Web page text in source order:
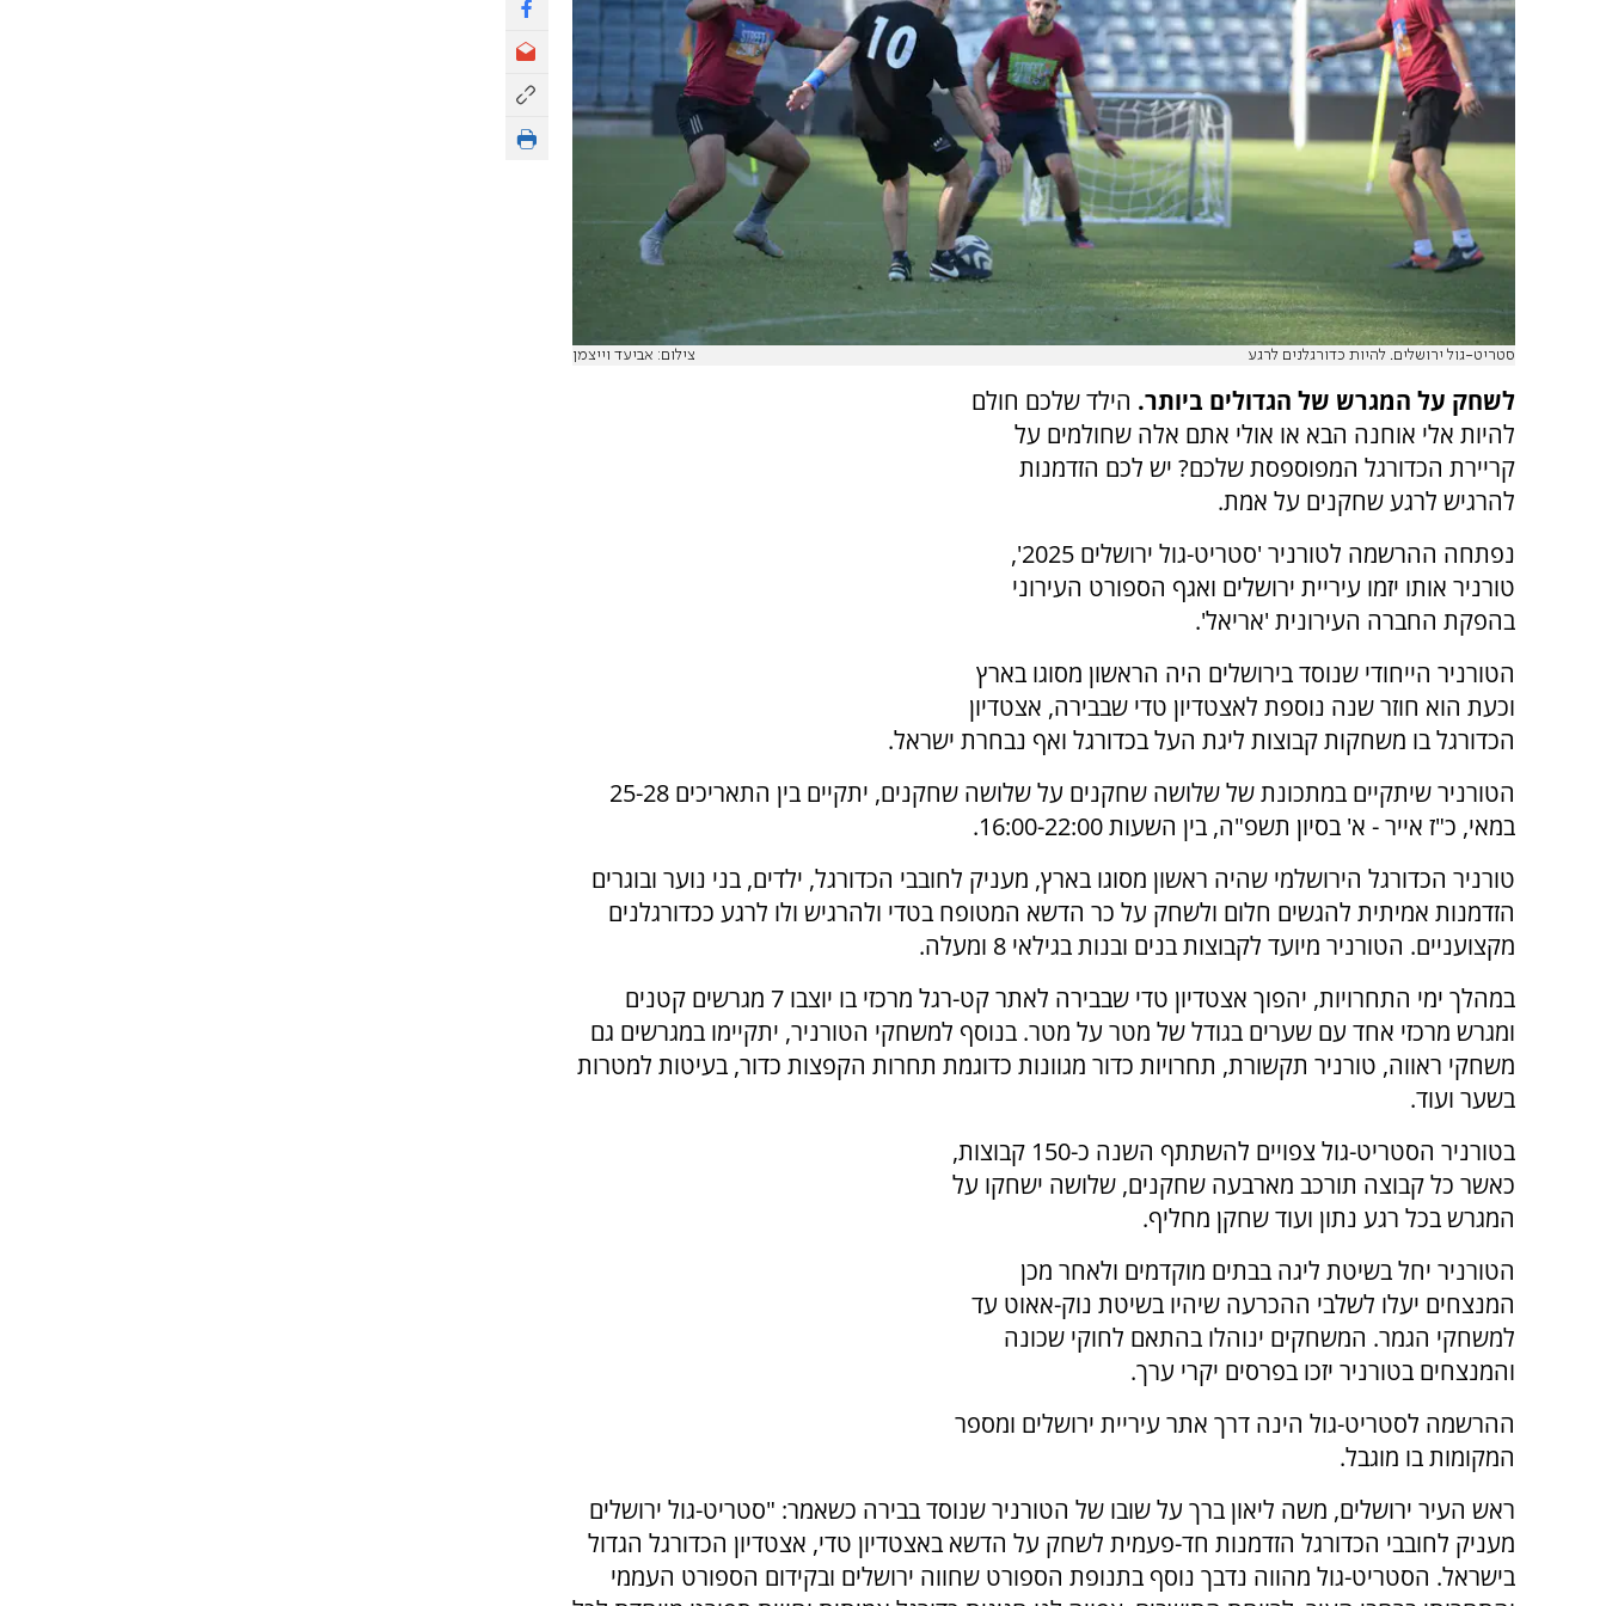
סטריט-גול ירושלים. להיות כדורגלנים לרגע צילום: אביעד וייצמן
לשחק על המגרש של הגדולים ביותר. הילד שלכם חולם
להיות אלי אוחנה הבא או אולי אתם אלה שחולמים על
קריירת הכדורגל המפוספסת שלכם? יש לכם הזדמנות
להרגיש לרגע שחקנים על אמת.
נפתחה ההרשמה לטורניר 'סטריט-גול ירושלים 2025',
טורניר אותו יזמו עיריית ירושלים ואגף הספורט העירוני
בהפקת החברה העירונית 'אריאל'.
הטורניר הייחודי שנוסד בירושלים היה הראשון מסוגו בארץ
וכעת הוא חוזר שנה נוספת לאצטדיון טדי שבבירה, אצטדיון
הכדורגל בו משחקות קבוצות ליגת העל בכדורגל ואף נבחרת ישראל.
הטורניר שיתקיים במתכונת של שלושה שחקנים על שלושה שחקנים, יתקיים בין התאריכים 25-28
במאי, כ"ז אייר - א' בסיון תשפ"ה, בין השעות 16:00-22:00.
טורניר הכדורגל הירושלמי שהיה ראשון מסוגו בארץ, מעניק לחובבי הכדורגל, ילדים, בני נוער ובוגרים
הזדמנות אמיתית להגשים חלום ולשחק על כר הדשא המטופח בטדי ולהרגיש ולו לרגע ככדורגלנים
מקצועניים. הטורניר מיועד לקבוצות בנים ובנות בגילאי 8 ומעלה.
במהלך ימי התחרויות, יהפוך אצטדיון טדי שבבירה לאתר קט-רגל מרכזי בו יוצבו 7 מגרשים קטנים
ומגרש מרכזי אחד עם שערים בגודל של מטר על מטר. בנוסף למשחקי הטורניר, יתקיימו במגרשים גם
משחקי ראווה, טורניר תקשורת, תחרויות כדור מגוונות כדוגמת תחרות הקפצות כדור, בעיטות למטרות
בשער ועוד.
בטורניר הסטריט-גול צפויים להשתתף השנה כ-150 קבוצות,
כאשר כל קבוצה תורכב מארבעה שחקנים, שלושה ישחקו על
המגרש בכל רגע נתון ועוד שחקן מחליף.
הטורניר יחל בשיטת ליגה בבתים מוקדמים ולאחר מכן
המנצחים יעלו לשלבי ההכרעה שיהיו בשיטת נוק-אאוט עד
למשחקי הגמר. המשחקים ינוהלו בהתאם לחוקי שכונה
והמנצחים בטורניר יזכו בפרסים יקרי ערך.
ההרשמה לסטריט-גול הינה דרך אתר עיריית ירושלים ומספר
המקומות בו מוגבל.
ראש העיר ירושלים, משה ליאון ברך על שובו של הטורניר שנוסד בבירה כשאמר: "סטריט-גול ירושלים
מעניק לחובבי הכדורגל הזדמנות חד-פעמית לשחק על הדשא באצטדיון טדי, אצטדיון הכדורגל הגדול
בישראל. הסטריט-גול מהווה נדבך נוסף בתנופת הספורט שחווה ירושלים ובקידום הספורט העממי